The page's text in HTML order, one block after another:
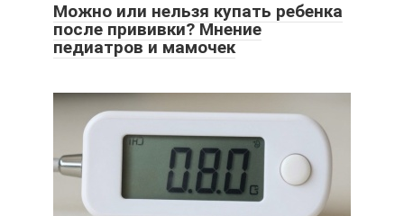
Можно или нельзя купать ребенка
после прививки? Мнение
педиатров и мамочек